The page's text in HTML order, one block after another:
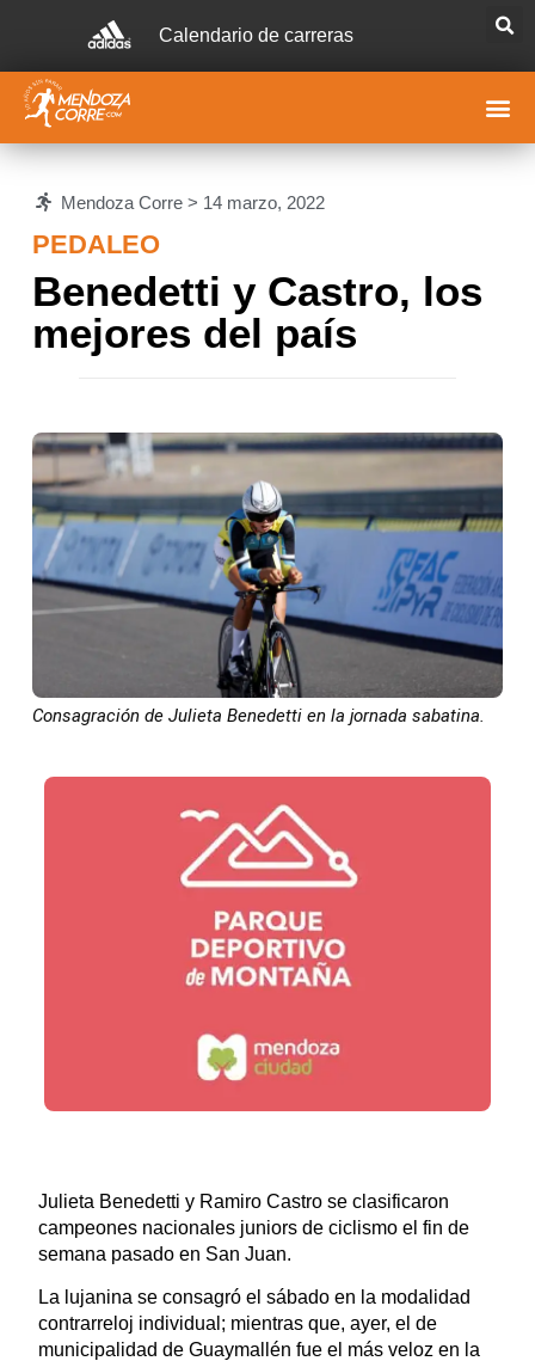
Calendario de carreras
Mendoza Corre > 14 marzo, 2022
PEDALEO
Benedetti y Castro, los
mejores del país
Consagración de Julieta Benedetti en la jornada sabatina.
Julieta Benedetti y Ramiro Castro se clasificaron
campeones nacionales juniors de ciclismo el fin de
semana pasado en San Juan.
La lujanina se consagró el sábado en la modalidad
contrarreloj individual; mientras que, ayer, el de
municipalidad de Guaymallén fue el más veloz en la